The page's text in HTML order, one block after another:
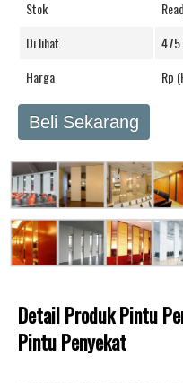
Stok
Di lihat
Harga
Rp
Beli Sekarang
Detail Produk Pintu
Pintu Penyekat